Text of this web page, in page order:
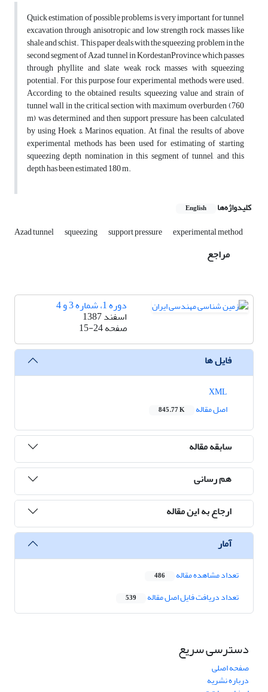
Quick estimation of possible problems is very important for tunnel
excavation through anisotropic and low strength rock masses like
shale and schist. This paper deals with the squeezing problem in the
second segment of Azad tunnel in KordestanProvince which passes
through phyllite and slate weak rock masses with squeezing
potential. For this purpose four experimental methods were used.
According to the obtained results, squeezing value and strain of
tunnel wall in the critical section with maximum overburden (760
m) was determined and then support pressure has been calculated
by using Hoek & Marinos equation. At final, the results of above
experimental methods has been used for estimating of starting
squeezing depth nomination in this segment of tunnel, and this
depth has been estimated 180 m.
کلیدواژه‌ها English
Azad tunnel squeezing support pressure experimental method
مراجع
دوره 1، شماره 3 و 4
اسفند 1387
صفحه15-24
فایل ها
اصل مقاله
845.77 K
سابقه مقاله
هم رسانی
ارجاع به این مقاله
آمار
تعداد مشاهده مقاله 486
تعداد دریافت فایل اصل مقاله 539
دسترسی سریع
صفحه اصلی
درباره نشریه